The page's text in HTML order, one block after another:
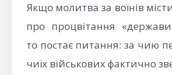
Якщо молитва за воїнів
про процвітання «держави
то постає питання: за чию
чиїх військових фактично